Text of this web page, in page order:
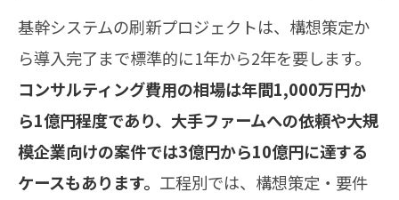
基幹システムの刷新プロジェクトは、構想策定か
ら導入完了まで標準的に1年から2年を要します。
コンサルティング費用の相場は年間1,000万円か
ら1億円程度であり、大手ファームへの依頼や大規
模企業向けの案件では3億円から10億円に達する
ケースもあります。 工程別では、構想策定・要件